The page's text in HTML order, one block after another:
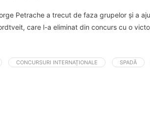
Petrache a trecut de faza grupelor și a
care l-a eliminat din concurs cu o
CONCURSURI INTERNAȚIONALE SPADĂ